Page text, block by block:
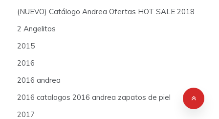
(NUEVO) Catálogo Andrea Ofertas HOT SALE 2018
2 Angelitos
2015
2016
2016 andrea
2016 catalogos 2016 andrea zapatos de piel
2017